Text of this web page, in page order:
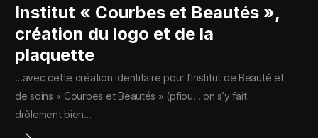
Institut « Courbes et Beautés »,
création du logo et de la
plaquette
…avec cette création identitaire pour l’Institut de Beauté et
de soins « Courbes et Beautés » (pfiou… on s’y fait
drôlement bien…